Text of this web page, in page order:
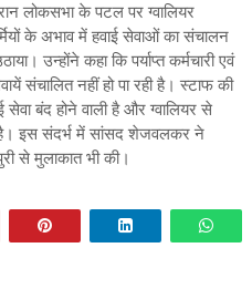
लोकसभा के पटल पर ग्‍वालियर
के अभाव में हवाई सेवाओं का संचालन
उन्‍होंने कहा कि पर्याप्‍त कर्मचारी एवं
संचालित नहीं हो पा रही है। स्‍टाफ की
बंद होने वाली है और ग्‍वालियर से
है। इस संदर्भ में सांसद शेजवलकर ने
से मुलाकात भी की।